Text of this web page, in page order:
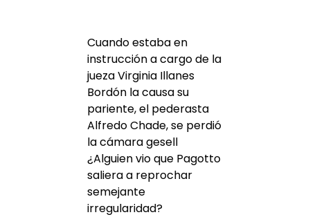
Cuando estaba en
instrucción a cargo de la
juezaVirginia Illanes
Bordón la causa su
pariente, el pederasta
Alfredo Chade, se perdió
la cámara gesell
¿Alguien vio que Pagotto
saliera a reprochar
semejante
irregularidad?